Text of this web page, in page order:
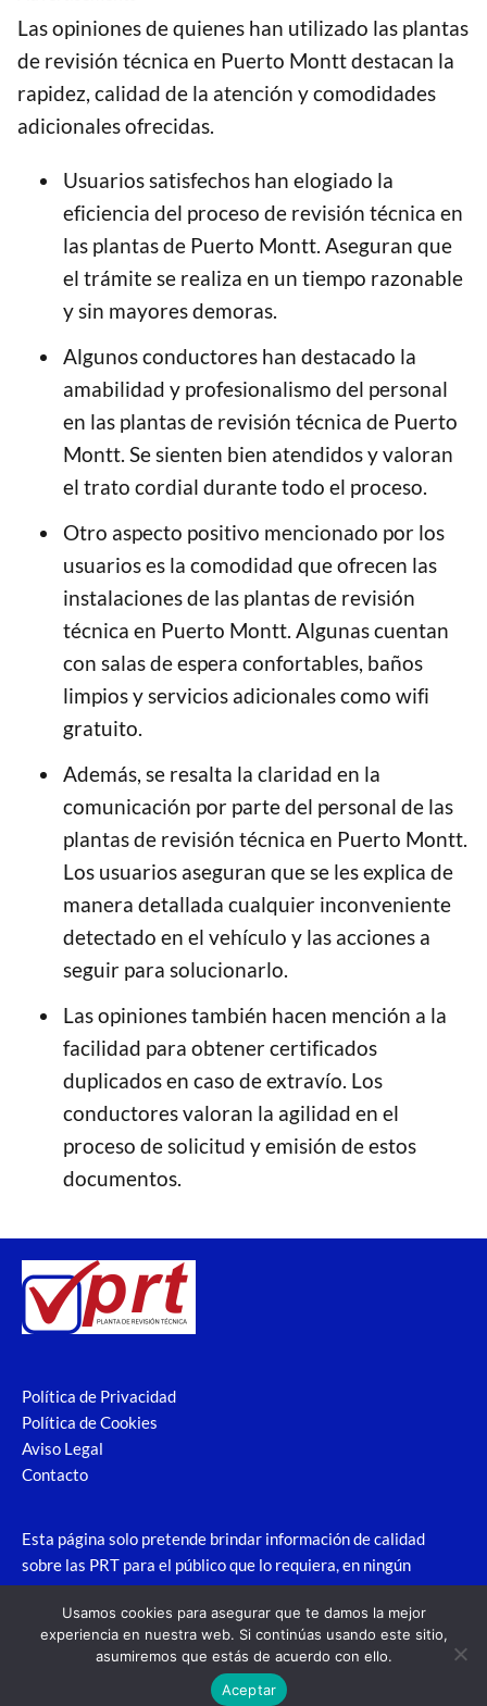
Las opiniones de quienes han utilizado las plantas
de revisión técnica en Puerto Montt destacan la
rapidez, calidad de la atención y comodidades
adicionales ofrecidas.
Usuarios satisfechos han elogiado la
eficiencia del proceso de revisión técnica en
las plantas de Puerto Montt. Aseguran que
el trámite se realiza en un tiempo razonable
y sin mayores demoras.
Algunos conductores han destacado la
amabilidad y profesionalismo del personal
en las plantas de revisión técnica de Puerto
Montt. Se sienten bien atendidos y valoran
el trato cordial durante todo el proceso.
Otro aspecto positivo mencionado por los
usuarios es la comodidad que ofrecen las
instalaciones de las plantas de revisión
técnica en Puerto Montt. Algunas cuentan
con salas de espera confortables, baños
limpios y servicios adicionales como wifi
gratuito.
Además, se resalta la claridad en la
comunicación por parte del personal de las
plantas de revisión técnica en Puerto Montt.
Los usuarios aseguran que se les explica de
manera detallada cualquier inconveniente
detectado en el vehículo y las acciones a
seguir para solucionarlo.
Las opiniones también hacen mención a la
facilidad para obtener certificados
duplicados en caso de extravío. Los
conductores valoran la agilidad en el
proceso de solicitud y emisión de estos
documentos.
Política de Privacidad
Política de Cookies
Aviso Legal
Contacto
Esta página solo pretende brindar información de calidad
sobre las PRT para el público que lo requiera, en ningún
caso pretende suplantar la identidad de la web oficial ni
nada similar.
Usamos cookies para asegurar que te damos la mejor
experiencia en nuestra web. Si continúas usando este sitio,
asumiremos que estás de acuerdo con ello.
Aceptar